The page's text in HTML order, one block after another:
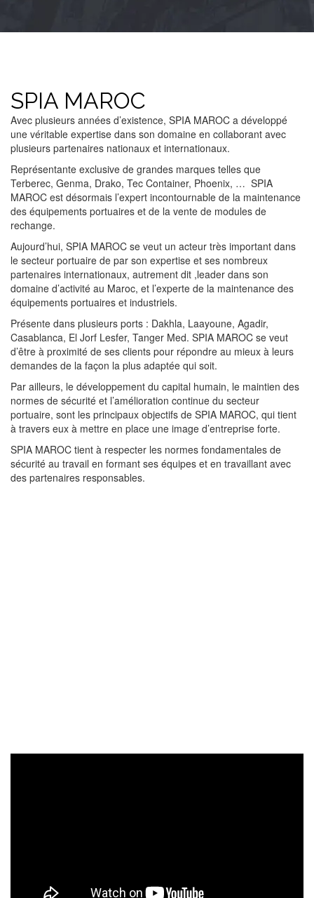
SPIA MAROC
Avec plusieurs années d’existence, SPIA MAROC a développé
une véritable expertise dans son domaine en collaborant avec
plusieurs partenaires nationaux et internationaux.
Représentante exclusive de grandes marques telles que
Terberec, Genma, Drako, Tec Container, Phoenix, … SPIA
MAROC est désormais l’expert incontournable de la maintenance
des équipements portuaires et de la vente de modules de
rechange.
Aujourd’hui, SPIA MAROC se veut un acteur très important dans
le secteur portuaire de par son expertise et ses nombreux
partenaires internationaux, autrement dit ,leader dans son
domaine d’activité au Maroc, et l’experte de la maintenance des
équipements portuaires et industriels.
Présente dans plusieurs ports : Dakhla, Laayoune, Agadir,
Casablanca, El Jorf Lesfer, Tanger Med. SPIA MAROC se veut
d’être à proximité de ses clients pour répondre au mieux à leurs
demandes de la façon la plus adaptée qui soit.
Par ailleurs, le développement du capital humain, le maintien des
normes de sécurité et l’amélioration continue du secteur
portuaire, sont les principaux objectifs de SPIA MAROC, qui tient
à travers eux à mettre en place une image d’entreprise forte.
SPIA MAROC tient à respecter les normes fondamentales de
sécurité au travail en formant ses équipes et en travaillant avec
des partenaires responsables.